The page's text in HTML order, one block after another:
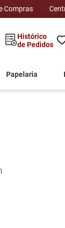
Compras
Histórico
de Pedidos
Papelaria